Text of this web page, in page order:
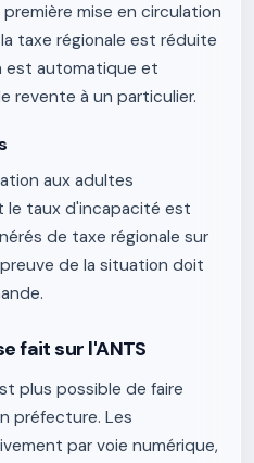
mise en circulation
taxe régionale est réduite
est automatique et
revente à un particulier.
aux adultes
le taux d'incapacité est
de taxe régionale sur
de la situation doit
fait sur l'ANTS
plus possible de faire
préfecture. Les
par voie numérique,